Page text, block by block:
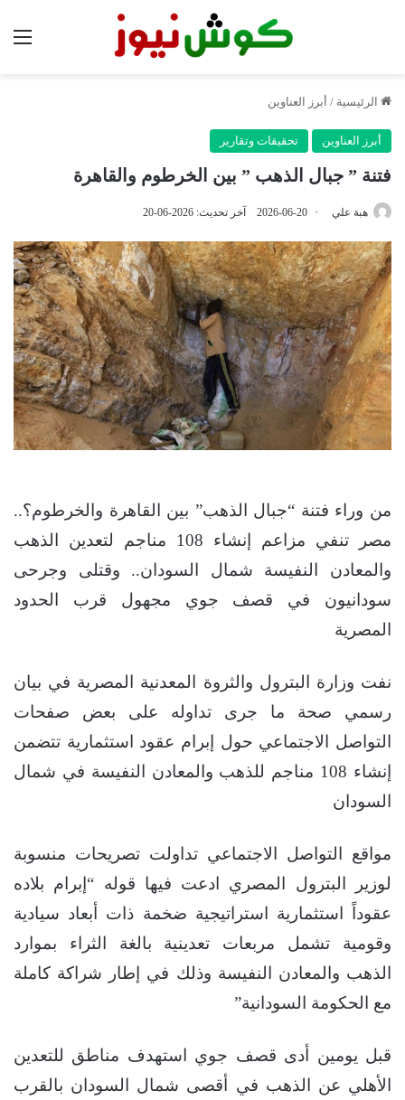
الرئيسية / أبرز العناوين
أبرز العناوين تحقيقات وتقارير
فتنة ” جبال الذهب ” بين الخرطوم والقاهرة
هبة علي 2026-06-20 آخر تحديث: 2026-06-20
من وراء فتنة “جبال الذهب” بين القاهرة والخرطوم؟..
مصر تنفي مزاعم إنشاء 108 مناجم لتعدين الذهب
والمعادن النفيسة شمال السودان.. وقتلى وجرحى
سودانيون في قصف جوي مجهول قرب الحدود
المصرية
نفت وزارة البترول والثروة المعدنية المصرية في بيان
رسمي صحة ما جرى تداوله على بعض صفحات
التواصل الاجتماعي حول إبرام عقود استثمارية تتضمن
إنشاء 108 مناجم للذهب والمعادن النفيسة في شمال
السودان
مواقع التواصل الاجتماعي تداولت تصريحات منسوبة
لوزير البترول المصري ادعت فيها قوله “إبرام بلاده
عقوداً استثمارية استراتيجية ضخمة ذات أبعاد سيادية
وقومية تشمل مربعات تعدينية بالغة الثراء بموارد
الذهب والمعادن النفيسة وذلك في إطار شراكة كاملة
مع الحكومة السودانية”
قبل يومين أدى قصف جوي استهدف مناطق للتعدين
الأهلي عن الذهب في أقصى شمال السودان بالقرب